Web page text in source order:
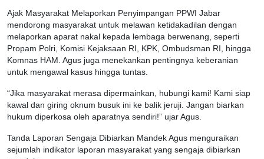
Ajak Masyarakat Melaporkan Penyimpangan PPWI Jabar
mendorong masyarakat untuk melawan ketidakadilan dengan
melaporkan aparat nakal kepada lembaga berwenang, seperti
Propam Polri, Komisi Kejaksaan RI, KPK, Ombudsman RI, hingga
Komnas HAM. Agus juga menekankan pentingnya keberanian
untuk mengawal kasus hingga tuntas.
“Jika masyarakat merasa dipermainkan, hubungi kami! Kami siap
kawal dan giring oknum busuk ini ke balik jeruji. Jangan biarkan
hukum diperkosa oleh aparatnya sendiri!” ujar Agus.
Tanda Laporan Sengaja Dibiarkan Mandek Agus menguraikan
sejumlah indikator laporan masyarakat yang sengaja dibiarkan